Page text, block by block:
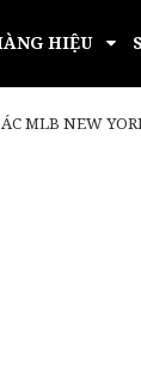
HIỆU
MLB NEW